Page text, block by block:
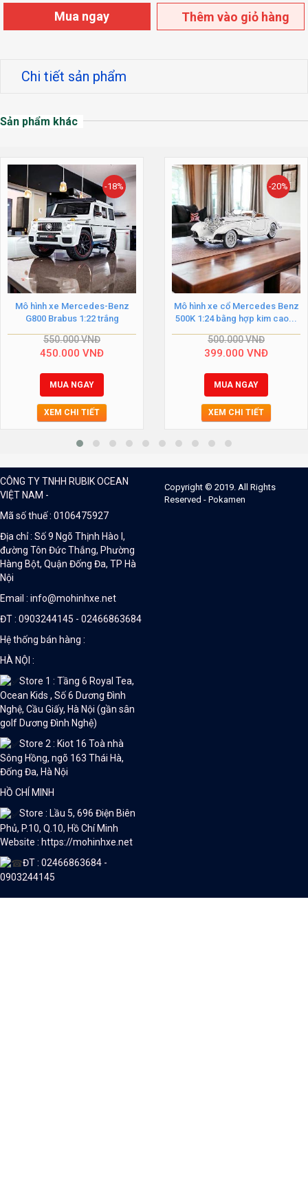
Mua ngay Thêm vào giỏ hàng
Chi tiết sản phẩm
Sản phẩm khác
-18%
Mô hình xe Mercedes-Benz
G800 Brabus 1:22 trắng
550.000VNĐ
450.000 VNĐ
MUA NGAY
XEM CHI TIẾT
-20%
Mô hình xe cổ Mercedes Benz
500K 1:24 bằng hợp kim cao...
500.000VNĐ
399.000 VNĐ
MUA NGAY
XEM CHI TIẾT
CÔNG TY TNHH RUBIK OCEAN
VIỆT NAM -
Mã số thuế : 0106475927
Địa chỉ : Số 9 Ngõ Thịnh Hào I,
đường Tôn Đức Thắng, Phường
Hàng Bột, Quận Đống Đa, TP Hà
Nội
Email : info@mohinhxe.net
ĐT : 0903244145 - 02466863684
Hệ thống bán hàng :
HÀ NỘI :
Store 1 : Tầng 6 Royal Tea,
Ocean Kids , Số 6 Dương Đình
Nghệ, Cầu Giấy, Hà Nội (gần sân
golf Dương Đình Nghệ)
Store 2 : Kiot 16 Toà nhà
Sông Hồng, ngõ 163 Thái Hà,
Đống Đa, Hà Nội
HỒ CHÍ MINH
Store : Lầu 5, 696 Điện Biên
Phủ, P.10, Q.10, Hồ Chí Minh
Website : https://mohinhxe.net
ĐT : 02466863684 -
0903244145
Copyright © 2019. All Rights
Reserved - Pokamen